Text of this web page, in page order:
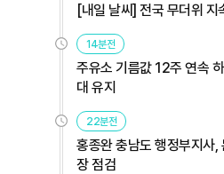
[내일 날씨] 전국 무더위 지
14분전
주유소 기름값 12주 연속
대 유지
22분전
홍종완 충남도 행정부지사,
장 점검